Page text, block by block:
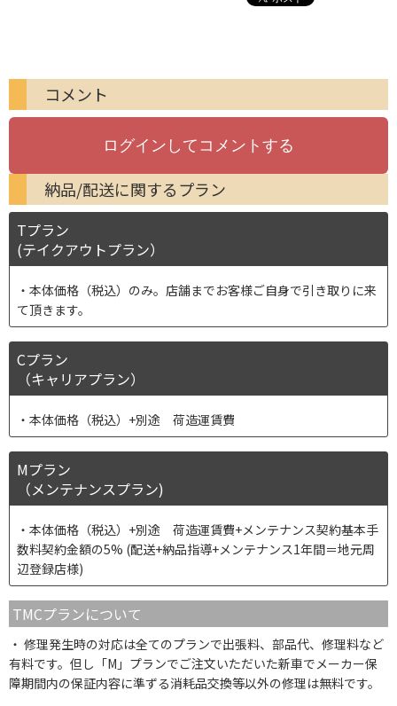
コメント
納品/配送に関するプラン
Tプラン
(テイクアウトプラン）
本体価格（税込）のみ。店舗までお客様ご自身で引き取りに来
て頂きます。
Cプラン
（キャリアプラン）
本体価格（税込）+別途 荷造運賃費
Mプラン
（メンテナンスプラン)
本体価格（税込）+別途 荷造運賃費+メンテナンス契約基本手
数料契約金額の5% (配送+納品指導+メンテナンス1年間＝地元周
辺登録店様)
TMCプランについて
修理発生時の対応は全てのプランで出張料、部品代、修理料など
有料です。但し「M」プランでご注文いただいた新車でメーカー保
障期間内の保証内容に準ずる消耗品交換等以外の修理は無料です。